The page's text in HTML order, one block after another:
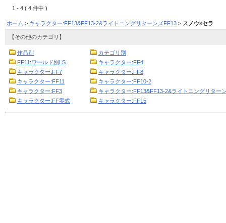
1 - 4 ( 4 件中 )
ホーム > キャラクター:FF13&FF13-2&ライトニングリターンズFF13 > スノウ×セラ
【その他のカテゴリ】
作品別
カテゴリ別
FF11:ワールド別LS
キャラクター:FF4
キャラクター:FF7
キャラクター:FF8
キャラクター:FF11
キャラクター:FF10-2
キャラクター:FF3
キャラクター:FF13&FF13-2&ライトニングリター
キャラクター:FF零式
キャラクター:FF15